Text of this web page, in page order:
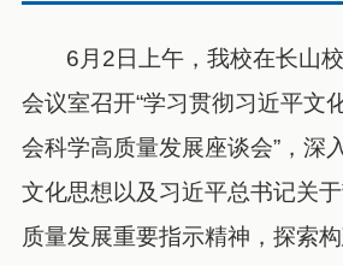
6月2日上午，我校在长山
会议室召开“学习贯彻习近平文
会科学高质量发展座谈会”，深
文化思想以及习近平总书记关
质量发展重要指示精神，探索